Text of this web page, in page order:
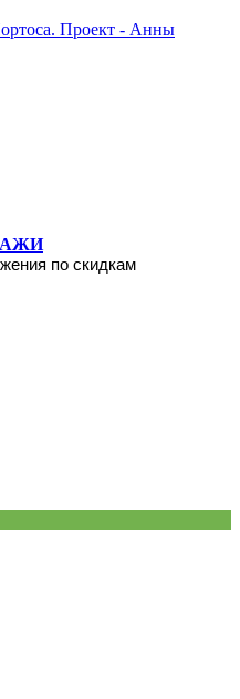
Проект - Анны
по скидкам